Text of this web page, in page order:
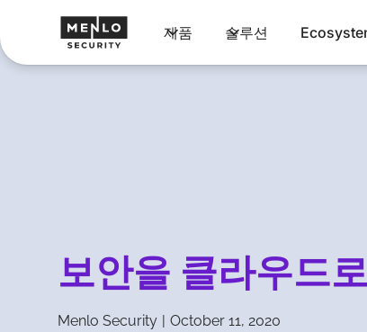
제품 솔루션
보안을 클라우드
Menlo Security | October 11, 2020